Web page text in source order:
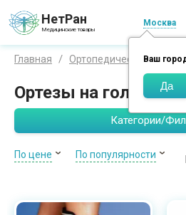
НетРан
Медицинские товары
Москва
Ваш
Главная Ортопедические
Ортезы на
Категории/
По цене По популярности